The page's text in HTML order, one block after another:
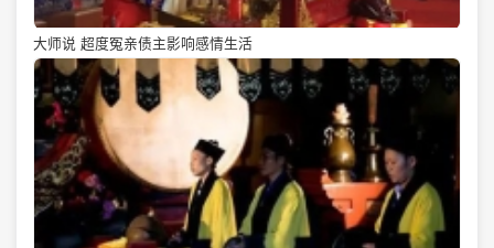
大师说 超度冤亲债主影响感情生活